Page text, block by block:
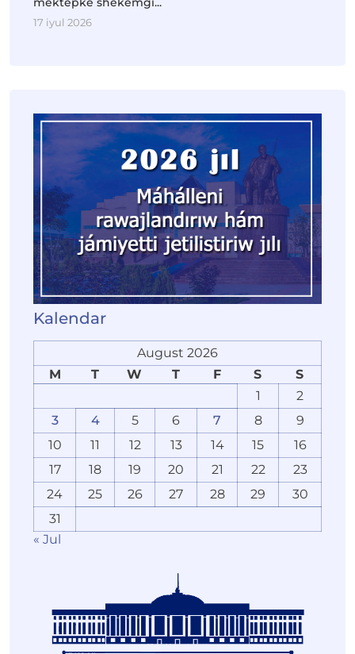
17 iyul 2026
Kalendar
August 2026
M
T W T F S
S
1
2
3
4 5 6 7 8
9
10
11 12 13 14 15
16
17
18 19 20 21 22
23
24
25 26 27 28 29
30
31
« Jul